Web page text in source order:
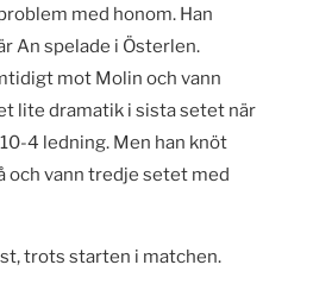
med honom. Han
An spelade i Österlen.
mot Molin och vann
lite dramatik i sista setet när
4 ledning. Men han knöt
och vann tredje setet med
trots starten i matchen.